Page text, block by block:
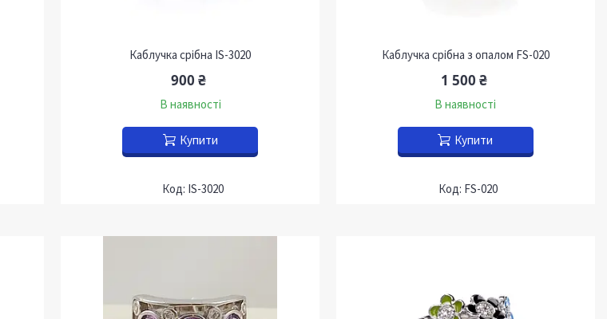
Каблучка срібна IS-3020
900 ₴
В наявності
Купити
IS-3020
Каблучка срібна з опалом FS-020
1 500 ₴
В наявності
Купити
FS-020